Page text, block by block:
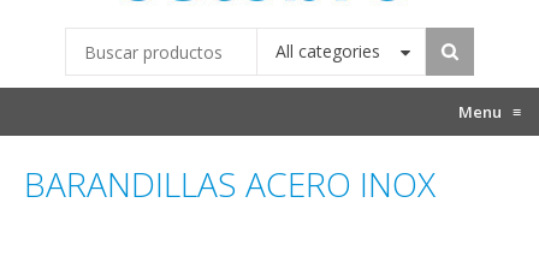
All categories
Menu ≡
BARANDILLAS ACERO INOX